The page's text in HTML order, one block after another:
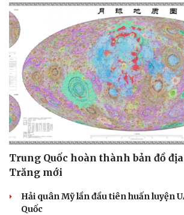
Làm đẹp - giảm cân
Phòng mạch online
Ăn sạch sống khỏe
Trung Quốc hoàn thành bản đồ
Trăng mới
Hải quân Mỹ lần đầu tiên huấn luyện
Quốc